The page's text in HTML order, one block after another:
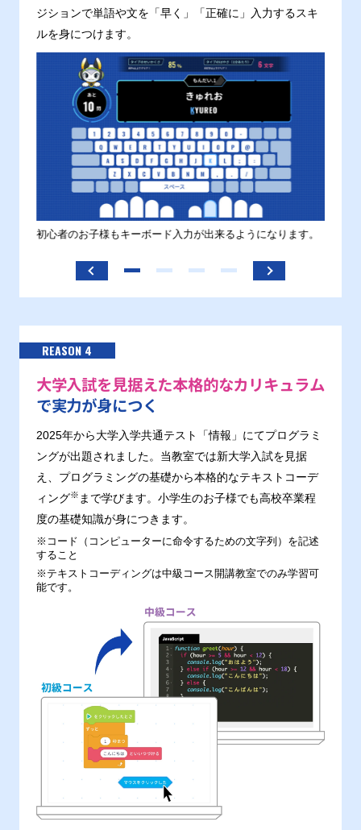
ジションで単語や文を「早く」「正確に」入力するスキ
ルを身につけます。
初心者のお子様もキーボード入力が出来るようになります。
REASON 4
大学入試を見据えた本格的なカリキュラム
で実力が身につく
2025年から大学入学共通テスト「情報」にてプログラミ
ングが出題されました。当教室では新大学入試を見据
え、プログラミングの基礎から本格的なテキストコーデ
ィング※ まで学びます。小学生のお子様でも高校卒業程
度の基礎知識が身につきます。
※コード（コンピューターに命令するための文字列）を記述
すること
※テキストコーディングは中級コース開講教室でのみ学習可
能です。